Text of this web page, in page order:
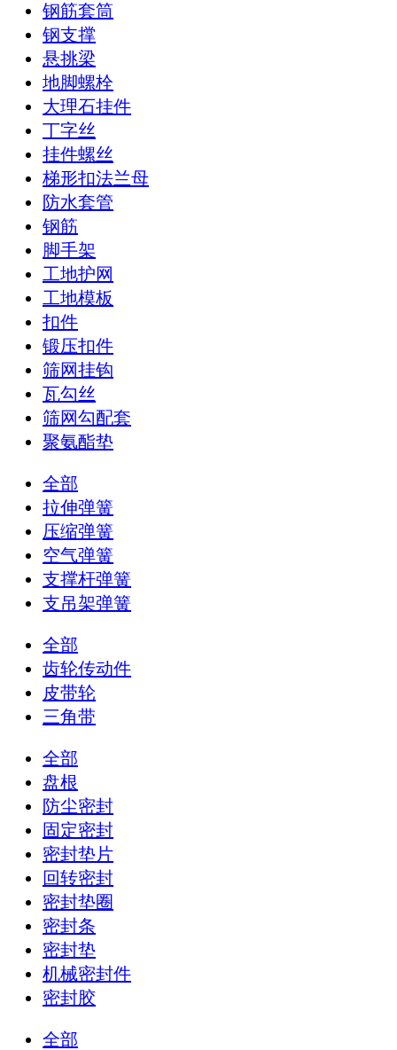
钢筋套筒
钢支撑
悬挑梁
地脚螺栓
大理石挂件
丁字丝
挂件螺丝
梯形扣法兰母
防水套管
钢筋
脚手架
工地护网
工地模板
扣件
锻压扣件
筛网挂钩
瓦勾丝
筛网勾配套
聚氨酯垫
全部
拉伸弹簧
压缩弹簧
空气弹簧
支撑杆弹簧
支吊架弹簧
全部
齿轮传动件
皮带轮
三角带
全部
盘根
防尘密封
固定密封
密封垫片
回转密封
密封垫圈
密封条
密封垫
机械密封件
密封胶
全部